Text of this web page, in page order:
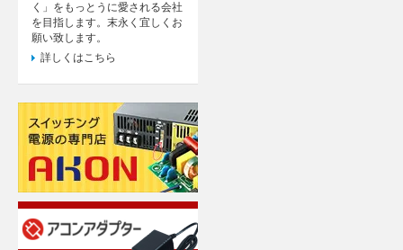
く」をもっとうに愛される会社
を目指します。末永く宜しくお
願い致します。
詳しくはこちら